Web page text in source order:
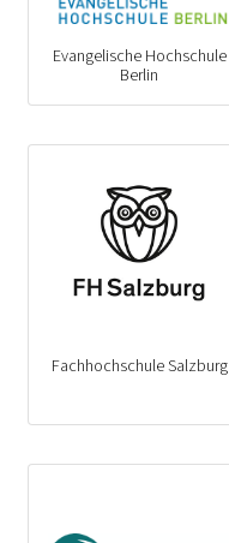
Evangelische Hochschule
Berlin
Fachhochschule Salzburg